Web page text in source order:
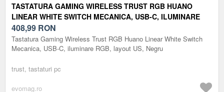
TASTATURA GAMING WIRELESS TRUST RGB HUANO
LINEAR WHITE SWITCH MECANICA, USB-C, ILUMINARE
RGB, LAYOUT US, NEGRU
408,99 RON
Tastatura Gaming Wireless Trust RGB Huano Linear White Switch
Mecanica, USB-C, iluminare RGB, layout US, Negru
trust, tastaturi pc
evomag.ro